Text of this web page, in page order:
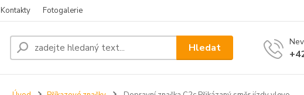
Kontakty Fotogalerie
Hledat